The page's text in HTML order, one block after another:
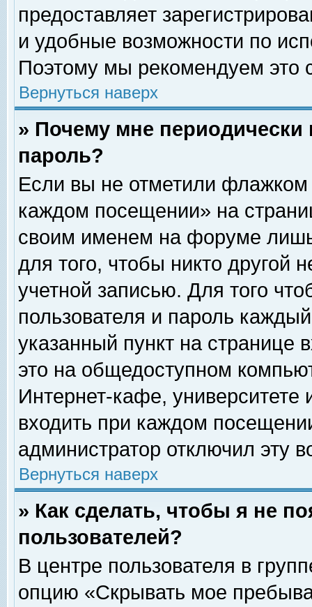
предоставляет
и удобные возможности по
Поэтому мы рекомендуем это
Вернуться наверх
» Почему мне
пароль?
Если вы не отметили флажком
каждом посещении» на
своим именем на форуме
для того, чтобы никто другой
учетной записью. Для того
пользователя и пароль
указанный пункт на
это на общедоступном
Интернет-кафе, университете
входить при каждом
администратор отключил эту
Вернуться наверх
» Как сделать, чтобы я не
пользователей?
В центре пользователя в
опцию «Скрывать мое